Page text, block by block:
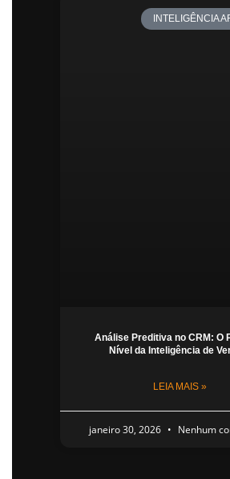
INTELIGÊNCIA
Análise Preditiva no CRM: O
Nível da Inteligência de
LEIA MAIS »
janeiro 30, 2026 Nenhum